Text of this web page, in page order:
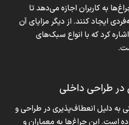
به کاربران اجازه می‌دهد تا
ایجاد کنند. از دیگر مزایای آن
کرد که با انواع سبک‌های
در طراحی داخلی
به دلیل انعطاف‌پذیری در طراحی و
است. این چراغ‌ها به معماران و